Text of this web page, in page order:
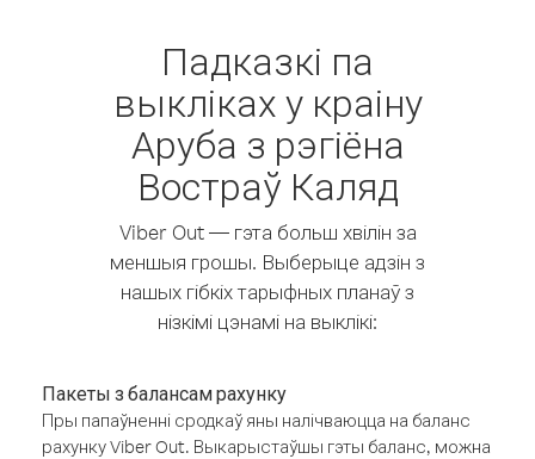
Падказкі па
выкліках у краіну
Аруба з рэгіёна
Востраў Каляд
Viber Out — гэта больш хвілін за
меншыя грошы. Выберыце адзін з
нашых гібкіх тарыфных планаў з
нізкімі цэнамі на выклікі:
Пакеты з балансам рахунку
Пры папаўненні сродкаў яны налічваюцца на баланс
рахунку Viber Out. Выкарыстаўшы гэты баланс, можна